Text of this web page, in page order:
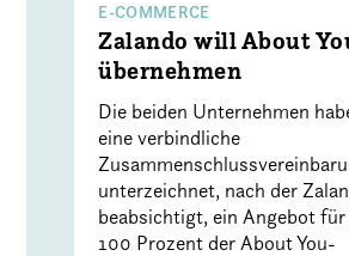
E-COMMERCE
Zalando will About
übernehmen
Die beiden Unternehmen
eine verbindliche
unterzeichnet, nach der
beabsichtigt, ein Angebot für
100 Prozent der About You-